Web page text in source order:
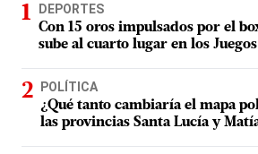
DEPORTES
Con 15 oros impulsados por el
sube al cuarto lugar en los
POLÍTICA
¿Qué tanto cambiaría el mapa
las provincias Santa Lucía y